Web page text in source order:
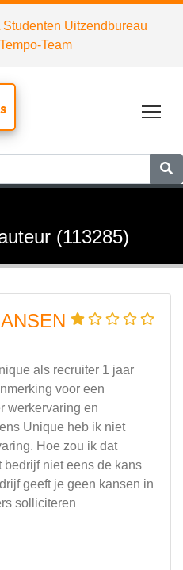
Studenten Uitzendbureau
Tempo-Team
(113285)
als recruiter 1 jaar
voor een
werkervaring en
Unique heb ik niet
Hoe zou ik dat
niet eens de kans
geeft je geen kansen in
solliciteren